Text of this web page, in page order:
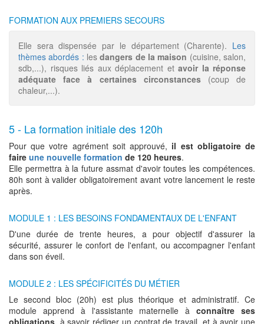
FORMATION AUX PREMIERS SECOURS
Elle sera dispensée par le département (Charente). Les
thèmes abordés : lesdangers de la maison (cuisine, salon,
sdb,...), risques liés aux déplacement et avoir la réponse
adéquate face à certaines circonstances(coup de
chaleur,...).
5 - La formation initiale des 120h
Pour que votre agrément soit approuvé, il est obligatoire de
faire une nouvelle formation de 120 heures.
Elle permettra à la future assmat d'avoir toutes les compétences.
80h sont à valider obligatoirement avant votre lancement le reste
après.
MODULE 1 : LES BESOINS FONDAMENTAUX DE L'ENFANT
D'une durée de trente heures, a pour objectif d'assurer la
sécurité, assurer le confort de l'enfant, ou accompagner l'enfant
dans son éveil.
MODULE 2 : LES SPÉCIFICITÉS DU MÉTIER
Le second bloc (20h) est plus théorique et administratif. Ce
module apprend à l'assistante maternelle àconnaître ses